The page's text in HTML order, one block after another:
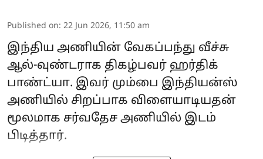
Published on: 22 Jun 2026, 11:50 am
இந்திய அணியின் வேகப்பந்து வீச்சு
ஆல்-வுண்டராக திகழ்பவர் ஹர்திக்
பாண்ட்யா. இவர் மும்பை இந்தியன்ஸ்
அணியில் சிறப்பாக விளையாடியதன்
மூலமாக சர்வதேச அணியில் இடம்
பிடித்தார்.